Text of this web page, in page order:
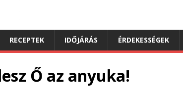
RECEPTEK IDŐJÁRÁS ÉRDEKESSÉGEK
Ő az anyuka!